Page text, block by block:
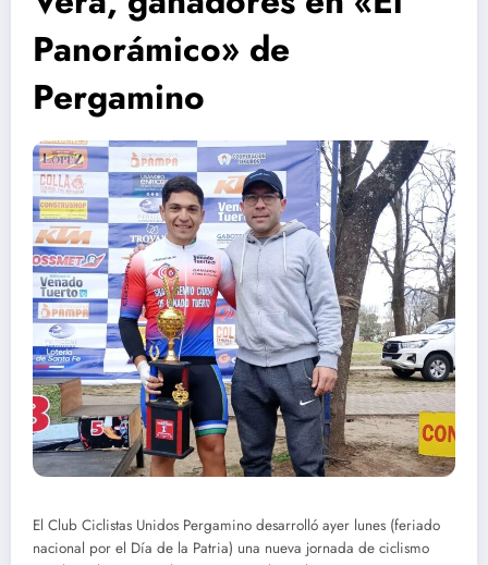
Panorámico» de
Pergamino
El Club Ciclistas Unidos Pergamino desarrolló ayer lunes (feriado
nacional por el Día de la Patria) una nueva jornada de ciclismo